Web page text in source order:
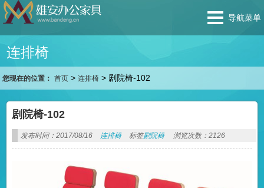
导航菜单
连排椅
您现在的位置： 首页 >连排椅 > 剧院椅-102
剧院椅-102
发布时间：2017/08/16 连排椅 标签剧院椅 浏览次数：2126